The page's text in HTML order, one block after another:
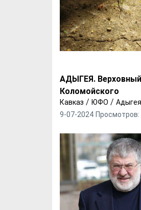
АДЫГЕЯ. Верховный
Коломойского
Кавказ / ЮФО / Адыгея
9-07-2024 Просмотров: